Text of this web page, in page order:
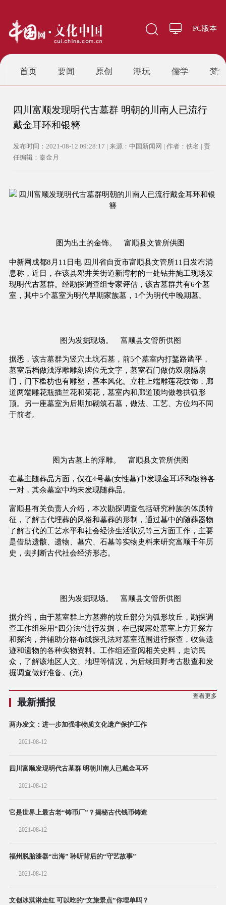
PC版本
首页 要闻 原创 潮玩 儒学 梵华
四川富顺发现明代古墓群 明朝的川南人已流行
戴金耳环和银簪
发布时间：2021-08-12 09:28:17 | 来源：中国新闻网 | 作者：佚名 | 责
任编辑：秦金月
图为出土的金饰。 富顺县文管所供图
中新网成都8月11日电 四川省自贡市富顺县文管所11日发布消
息称，近日，在该县邓井关街道新湾村的一处钻井施工现场发
现明代古墓群。经勘探调查组专家评估，该古墓群共有6个墓
室，其中5个墓室为明代早期家族墓，1个为明代中晚期墓。
图为发掘现场。 富顺县文管所供图
据悉，该古墓群为竖穴土坑石墓，前5个墓室内打錾路凿平，
墓室后档做浅浮雕雕刻牌位无文字，墓室石门做仿双扇隔扇
门，门下槛枋也有雕塑，基本风化。立柱上端雕莲花纹饰，廊
道两端雕花瓶插兰花和菊花，墓室内和廊道顶均做卷拱弧形
顶。另一座墓室为后期加砌筑石墓，做法、工艺、方位均不同
于前者。
图为古墓上的浮雕。 富顺县文管所供图
在墓主随葬品方面，仅在4号墓(女性墓)中发现金耳环和银簪各
一对，其余墓室中均未发现随葬品。
富顺县有关负责人介绍，本次勘探调查包括研究种族的体质特
征，了解古代埋葬的风俗和墓葬的形制，通过墓中的随葬器物
了解古代的工艺水平和社会经济生活状况等三方面工作，主要
是借助遗骸、遗物、墓穴、石墓等实物史料来研究富顺千年历
史，去判断古代社会经济形态。
图为发掘现场。 富顺县文管所供图
据介绍，由于墓室群上方墓葬的坟丘部分为弧形坟丘，勘探调
查工作组采用“四分法”进行发掘，在已揭露处墓室上方开探方
和探沟，并辅助分格布线探孔法对墓室范围进行探查，收集遗
迹和遗物的各种实物资料。工作组还查阅相关史料，走访民
众，了解该地区人文、地理等情况，为后续田野考古勘查和发
掘调查做好准备。(完)
最新播报
查看更多
两办发文：进一步加强非物质文化遗产保护工作
2021-08-12
四川富顺发现明代古墓群 明朝川南人已戴金耳环
2021-08-12
它是世界上最古老“铸币厂”？揭秘古代钱币铸造
2021-08-12
福州脱胎漆器“出海” 聆听背后的“守艺故事”
2021-08-12
文创冰淇淋走红 可以吃的“文旅景点”你埋单吗？